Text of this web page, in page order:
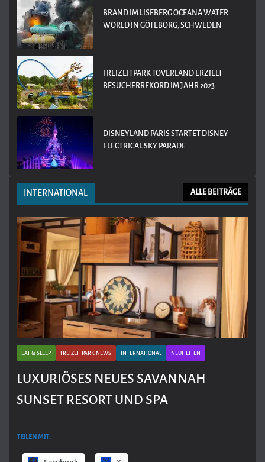
BRAND IM LISEBERG OCEANA WATER
WORLD IN GÖTEBORG, SCHWEDEN
FREIZEITPARK TOVERLAND ERZIELT
BESUCHERREKORD IM JAHR 2023
DISNEYLAND PARIS STARTET DISNEY
ELECTRICAL SKY PARADE
INTERNATIONAL ALLE BEITRÄGE
EAT & SLEEP FREIZEITPARK NEWS INTERNATIONAL NEUHEITEN
LUXURIÖSES NEUES SAVANNAH
SUNSET RESORT UND SPA
TEILEN MIT: